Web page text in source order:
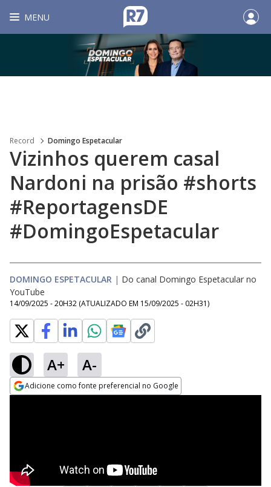
MENU
Record Domingo Espetacular
Vizinhos querem casal
Nardoni na prisão #shorts
#ReportagensDE
#DomingoEspetacular
DOMINGO ESPETACULAR | Do canal Domingo Espetacular no
YouTube
14/09/2025 - 20H32 (ATUALIZADO EM 15/09/2025 - 02H31)
A+ A-
Adicione como fonte preferencial no Google